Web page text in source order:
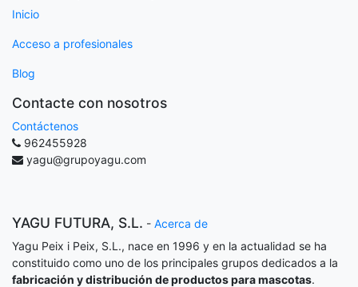
Inicio
Acceso a profesionales
Blog
Contacte con nosotros
Contáctenos
962455928
yagu@grupoyagu.com
YAGU FUTURA, S.L. - Acerca de
Yagu Peix i Peix, S.L., nace en 1996 y en la actualidad se ha
constituido como uno de los principales grupos dedicados a la
fabricación y distribución de productos para mascotas.